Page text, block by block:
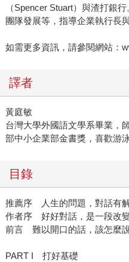
（Spencer Stuart）與渣打銀
團隊發展等，指導企業執行長
如需更多資訊，請參閱網站：
譯者
黃庭敏
台灣大學外國語文學系畢業，
部中小企業部金書獎，喜歡游
目錄
推薦序 人生的問題，對話有
作者序 好好對話，是一段改
前言 難以開口的話，該怎麼
PART I 打好基礎